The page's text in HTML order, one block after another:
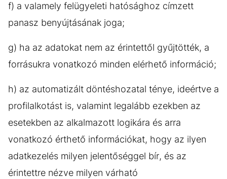
f) a valamely felügyeleti hatósághoz címzett
panasz benyújtásának joga;
g) ha az adatokat nem az érintettől gyűjtötték, a
forrásukra vonatkozó minden elérhető információ;
h) az automatizált döntéshozatal ténye, ideértve a
profilalkotást is, valamint legalább ezekben az
esetekben az alkalmazott logikára és arra
vonatkozó érthető információkat, hogy az ilyen
adatkezelés milyen jelentőséggel bír, és az
érintettre nézve milyen várható